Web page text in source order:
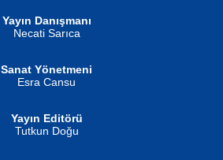
Yayın Danışmanı
Necati Sarıca
Sanat Yönetmeni
Esra Cansu
Yayın Editörü
Tutkun Doğu